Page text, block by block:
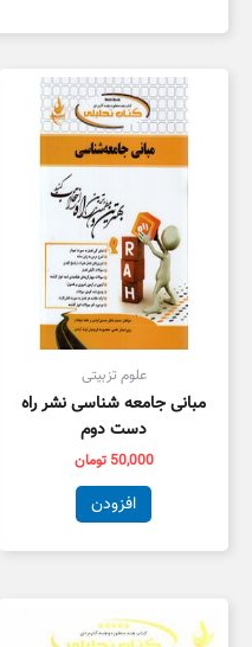
علوم تزبیتی
مبانی جامعه شناسی نشر راه
دست دوم
50,000 تومان
افزودن